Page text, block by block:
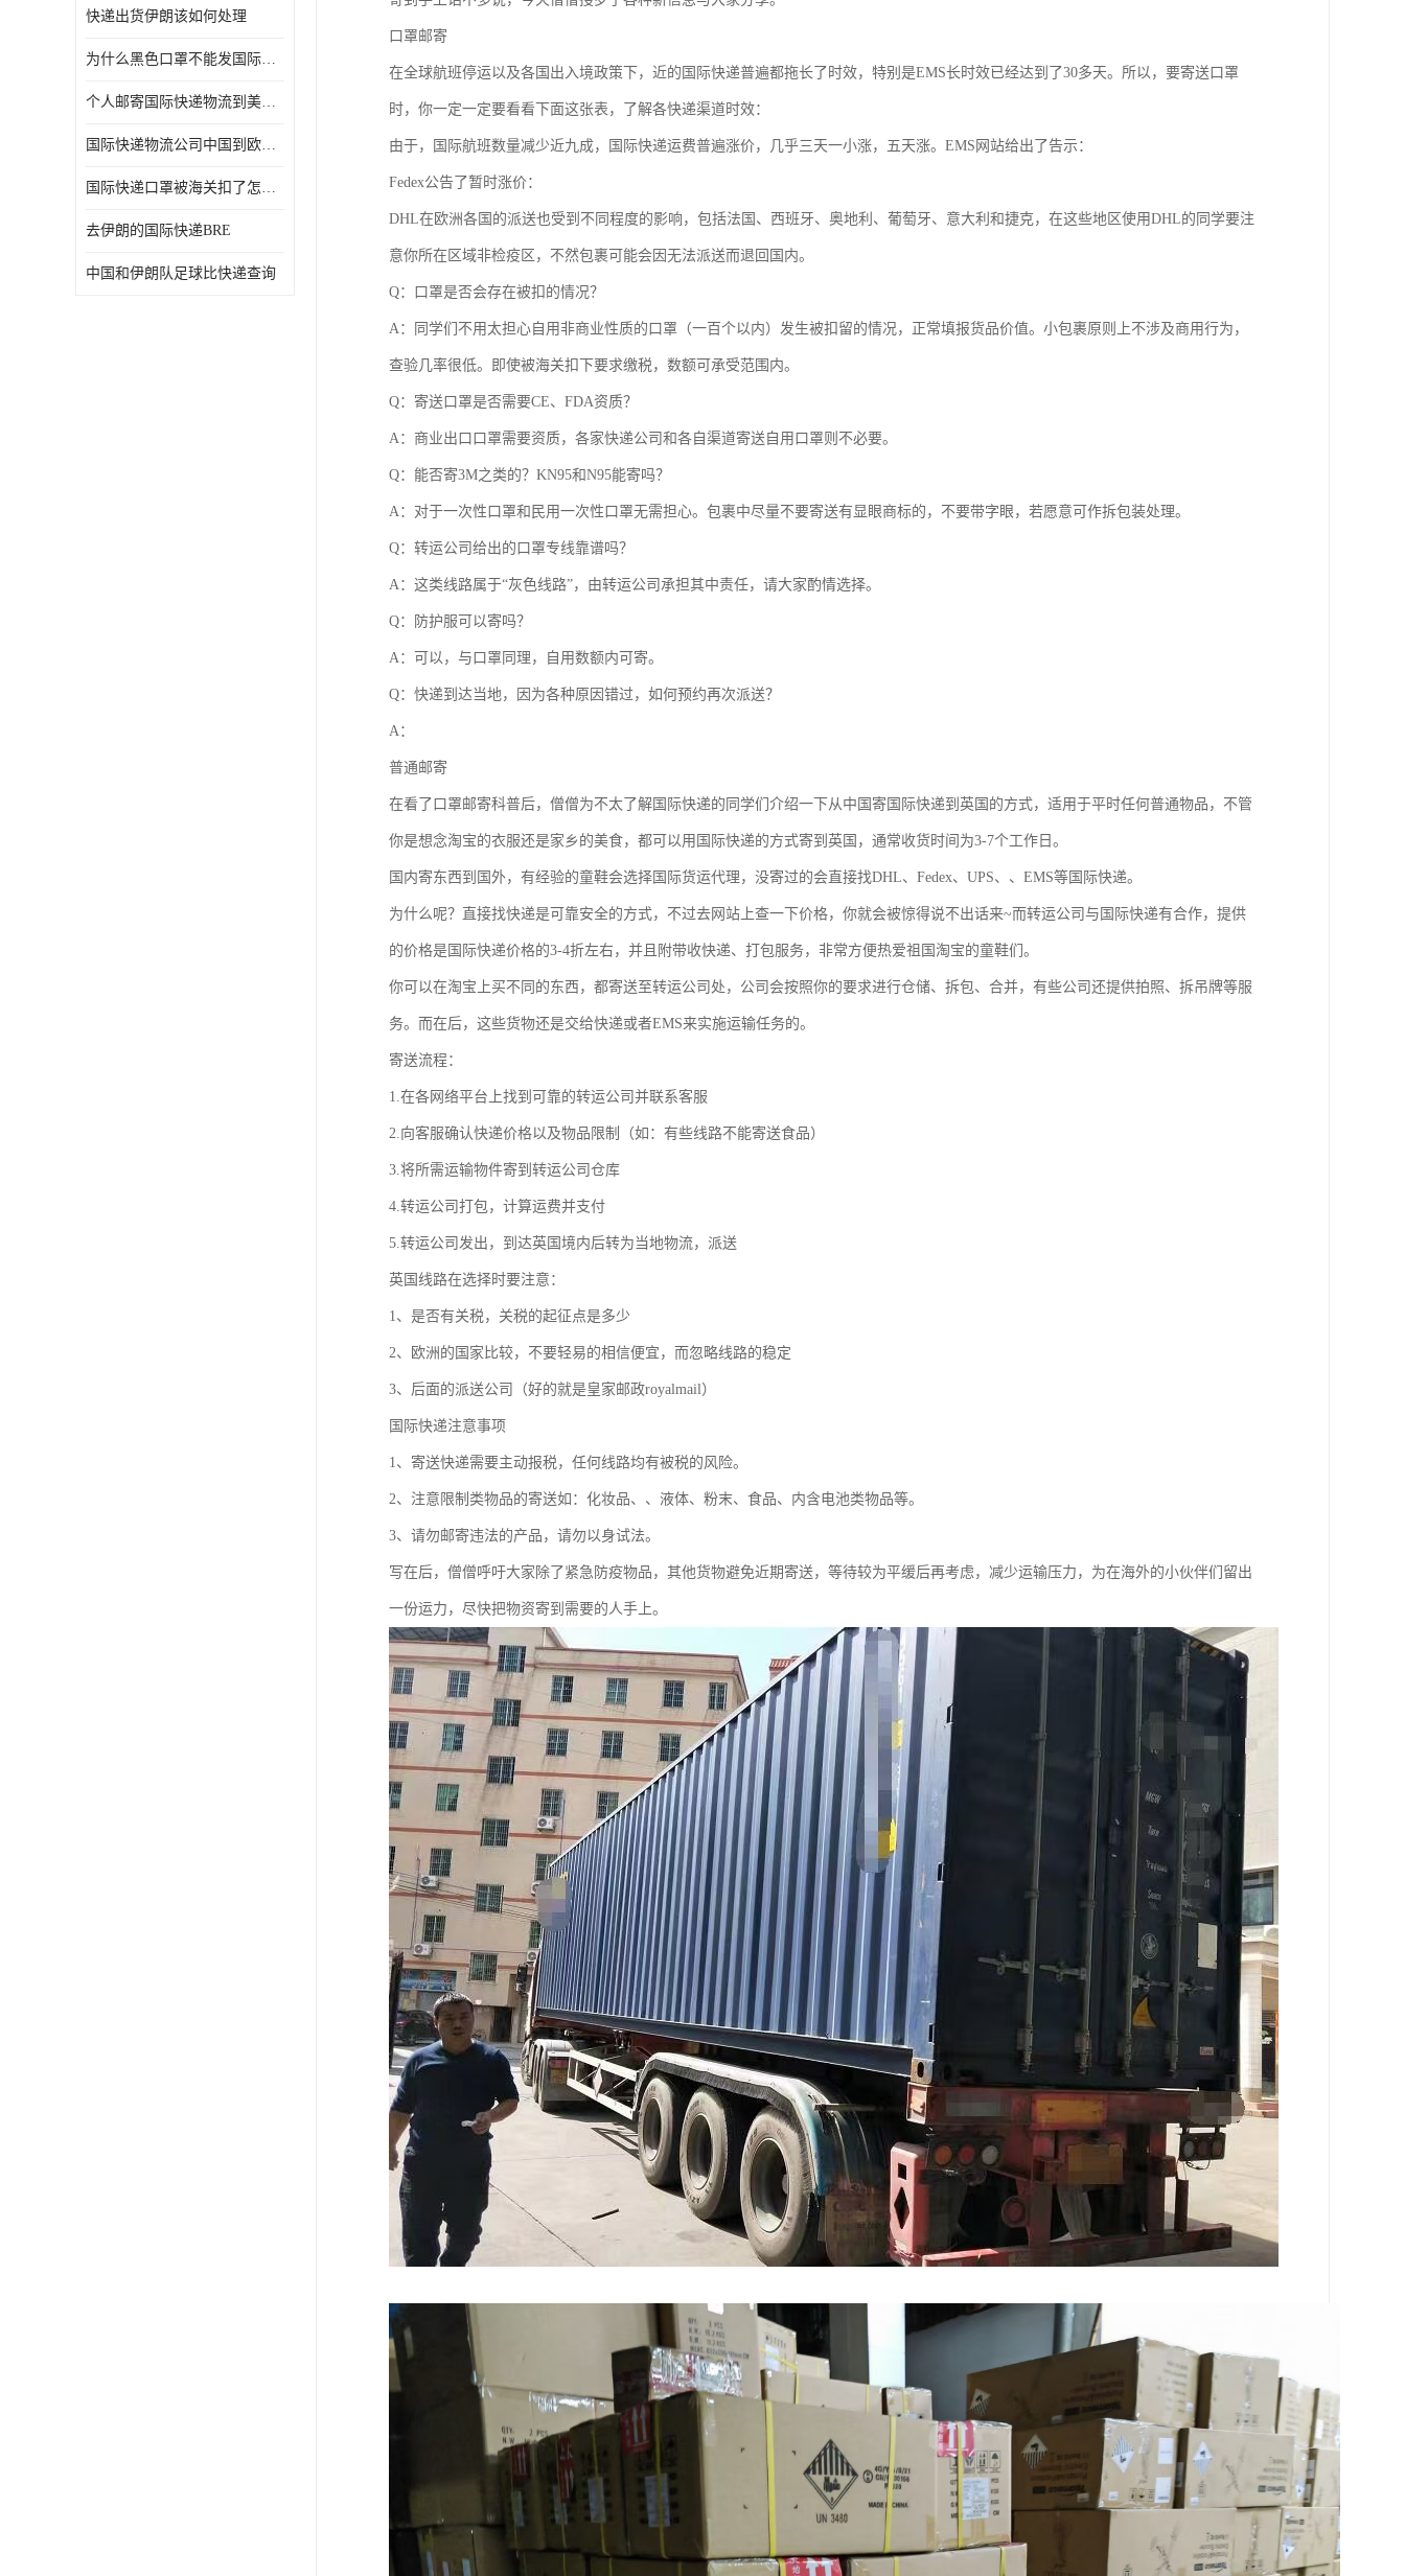
快递出货伊朗该如何处理
为什么黑色口罩不能发国际快递 国际寄口罩快递需要填写信息
个人邮寄国际快递物流到美加墨西哥英国比利时荷兰波兰意大利
国际快递物流公司中国到欧洲英国法国德国能寄铁路空运海运
国际快递口罩被海关扣了怎么办
去伊朗的国际快递BRE
中国和伊朗队足球比快递查询
口罩邮寄
在全球航班停运以及各国出入境政策下，近的国际快递普遍都拖长了时效，特别是EMS长时效已经达到了30多天。所以，要寄送口罩
时，你一定一定要看看下面这张表，了解各快递渠道时效：
由于，国际航班数量减少近九成，国际快递运费普遍涨价，几乎三天一小涨，五天涨。EMS网站给出了告示：
Fedex公告了暂时涨价：
DHL在欧洲各国的派送也受到不同程度的影响，包括法国、西班牙、奥地利、葡萄牙、意大利和捷克，在这些地区使用DHL的同学要注
意你所在区域非检疫区，不然包裹可能会因无法派送而退回国内。
Q：口罩是否会存在被扣的情况？
A：同学们不用太担心自用非商业性质的口罩（一百个以内）发生被扣留的情况，正常填报货品价值。小包裹原则上不涉及商用行为，
查验几率很低。即使被海关扣下要求缴税，数额可承受范围内。
Q：寄送口罩是否需要CE、FDA资质？
A：商业出口口罩需要资质，各家快递公司和各自渠道寄送自用口罩则不必要。
Q：能否寄3M之类的？KN95和N95能寄吗？
A：对于一次性口罩和民用一次性口罩无需担心。包裹中尽量不要寄送有显眼商标的，不要带字眼，若愿意可作拆包装处理。
Q：转运公司给出的口罩专线靠谱吗？
A：这类线路属于“灰色线路”，由转运公司承担其中责任，请大家酌情选择。
Q：防护服可以寄吗？
A：可以，与口罩同理，自用数额内可寄。
Q：快递到达当地，因为各种原因错过，如何预约再次派送？
A：
普通邮寄
在看了口罩邮寄科普后，僧僧为不太了解国际快递的同学们介绍一下从中国寄国际快递到英国的方式，适用于平时任何普通物品，不管
你是想念淘宝的衣服还是家乡的美食，都可以用国际快递的方式寄到英国，通常收货时间为3-7个工作日。
国内寄东西到国外，有经验的童鞋会选择国际货运代理，没寄过的会直接找DHL、Fedex、UPS、、EMS等国际快递。
为什么呢？直接找快递是可靠安全的方式，不过去网站上查一下价格，你就会被惊得说不出话来~而转运公司与国际快递有合作，提供
的价格是国际快递价格的3-4折左右，并且附带收快递、打包服务，非常方便热爱祖国淘宝的童鞋们。
你可以在淘宝上买不同的东西，都寄送至转运公司处，公司会按照你的要求进行仓储、拆包、合并，有些公司还提供拍照、拆吊牌等服
务。而在后，这些货物还是交给快递或者EMS来实施运输任务的。
寄送流程：
1.在各网络平台上找到可靠的转运公司并联系客服
2.向客服确认快递价格以及物品限制（如：有些线路不能寄送食品）
3.将所需运输物件寄到转运公司仓库
4.转运公司打包，计算运费并支付
5.转运公司发出，到达英国境内后转为当地物流，派送
英国线路在选择时要注意：
1、是否有关税，关税的起征点是多少
2、欧洲的国家比较，不要轻易的相信便宜，而忽略线路的稳定
3、后面的派送公司（好的就是皇家邮政royalmail）
国际快递注意事项
1、寄送快递需要主动报税，任何线路均有被税的风险。
2、注意限制类物品的寄送如：化妆品、、液体、粉末、食品、内含电池类物品等。
3、请勿邮寄违法的产品，请勿以身试法。
写在后，僧僧呼吁大家除了紧急防疫物品，其他货物避免近期寄送，等待较为平缓后再考虑，减少运输压力，为在海外的小伙伴们留出
一份运力，尽快把物资寄到需要的人手上。